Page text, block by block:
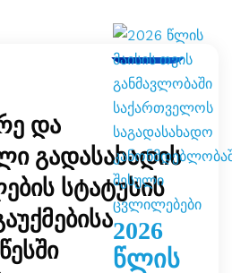
2026
წლის
გადასახადის
სტატუსის